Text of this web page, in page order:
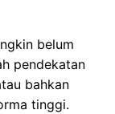
belum
pendekatan
bahkan
tinggi.